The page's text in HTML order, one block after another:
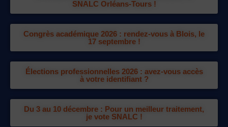
SNALC Orléans-Tours !
Congrès académique 2026 : rendez-vous à Blois, le
17 septembre !
Élections professionnelles 2026 : avez-vous accès
à votre identifiant ?
Du 3 au 10 décembre : Pour un meilleur traitement,
je vote SNALC !